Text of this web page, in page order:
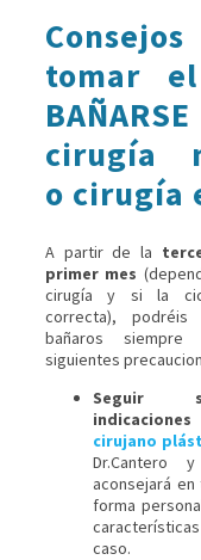
tomar
cirugía
o cirugía
A partir de la
primer mes
cirugía y si la
correcta),
bañaros
siguientes
Seguir
cirujano
aconsejará
forma
caso.